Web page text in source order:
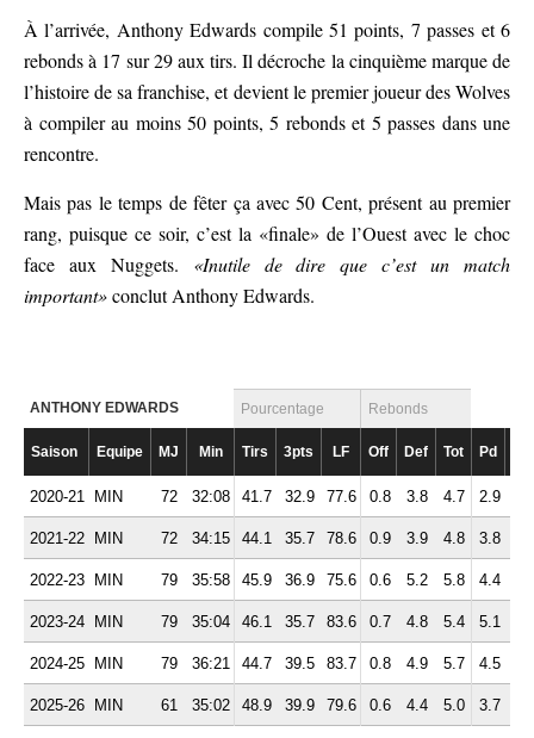
À l’arrivée, Anthony Edwards compile 51 points, 7 passes et 6
rebonds à 17 sur 29 aux tirs. Il décroche la cinquième marque de
l’histoire de sa franchise, et devient le premier joueur des Wolves
à compiler au moins 50 points, 5 rebonds et 5 passes dans une
rencontre.
Mais pas le temps de fêter ça avec 50 Cent, présent au premier
rang, puisque ce soir, c’est la «finale» de l’Ouest avec le choc
face aux Nuggets. «Inutile de dire que c’est un match
important»conclut Anthony Edwards.
ANTHONY EDWARDS Pourcentage Rebonds
Saison Equipe MJ Min Tirs 3pts LF Off Def Tot Pd
2020-21 MIN 72 32:08 41.7 32.9 77.6 0.8 3.8 4.7 2.9
2021-22 MIN 72 34:15 44.1 35.7 78.6 0.9 3.9 4.8 3.8
2022-23 MIN 79 35:58 45.9 36.9 75.6 0.6 5.2 5.8 4.4
2023-24 MIN 79 35:04 46.1 35.7 83.6 0.7 4.8 5.4 5.1
2024-25 MIN 79 36:21 44.7 39.5 83.7 0.8 4.9 5.7 4.5
2025-26 MIN 61 35:02 48.9 39.9 79.6 0.6 4.4 5.0 3.7